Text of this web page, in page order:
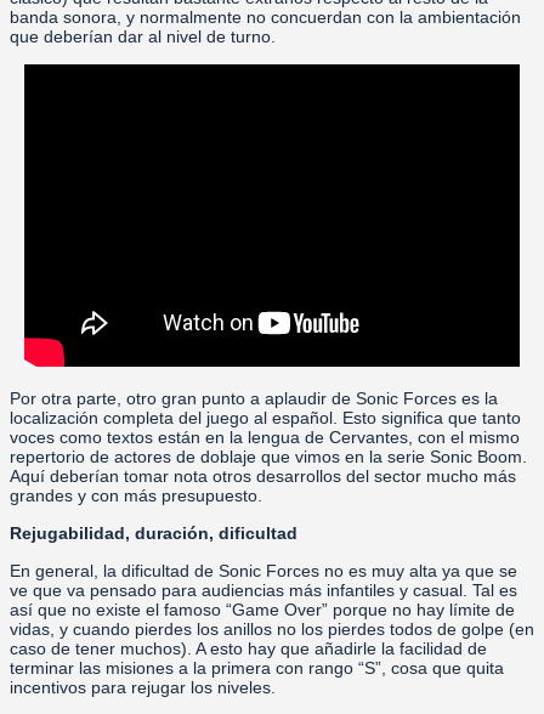
banda sonora, y normalmente no concuerdan con la ambientación
que deberían dar al nivel de turno.
Por otra parte, otro gran punto a aplaudir de Sonic Forces es la
localización completa del juego al español. Esto significa que tanto
voces como textos están en la lengua de Cervantes, con el mismo
repertorio de actores de doblaje que vimos en la serie Sonic Boom.
Aquí deberían tomar nota otros desarrollos del sector mucho más
grandes y con más presupuesto.
Rejugabilidad, duración, dificultad
En general, la dificultad de Sonic Forces no es muy alta ya que se
ve que va pensado para audiencias más infantiles y casual. Tal es
así que no existe el famoso “Game Over” porque no hay límite de
vidas, y cuando pierdes los anillos no los pierdes todos de golpe (en
caso de tener muchos). A esto hay que añadirle la facilidad de
terminar las misiones a la primera con rango “S”, cosa que quita
incentivos para rejugar los niveles.